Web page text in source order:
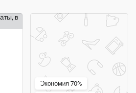
Экономия 70%